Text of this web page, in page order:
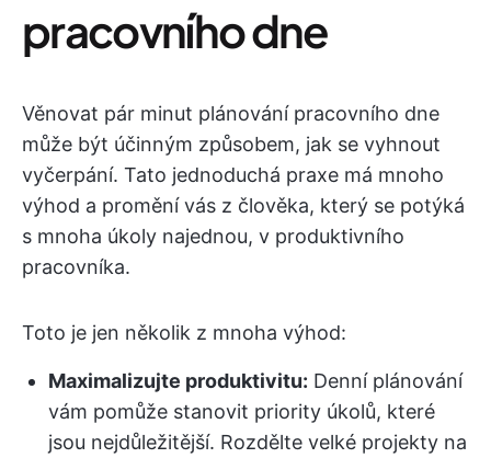
pracovního dne
Věnovat pár minut plánování pracovního dne
může být účinným způsobem, jak se vyhnout
vyčerpání. Tato jednoduchá praxe má mnoho
výhod a promění vás z člověka, který se potýká
s mnoha úkoly najednou, v produktivního
pracovníka.
Toto je jen několik z mnoha výhod:
Maximalizujte produktivitu: Denní plánování
vám pomůže stanovit priority úkolů, které
jsou nejdůležitější. Rozdělte velké projekty na